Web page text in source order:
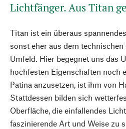
Lichtfänger. Aus Titan
Titan ist ein überaus
sonst eher aus dem
Umfeld. Hier begegnet uns das
hochfesten Eigenschaften noch
Patina anzusetzen, ist ihm von
Stattdessen bilden sich
Oberfläche, die einfallendes
faszinierende Art und Weise zu